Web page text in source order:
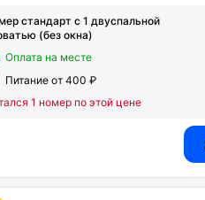
стандарт с 1 двуспальной
(без окна)
Оплата на месте
Питание от 400 ₽
1 номер по этой цене